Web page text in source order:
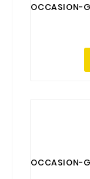
OCCASION-
OCCASION-